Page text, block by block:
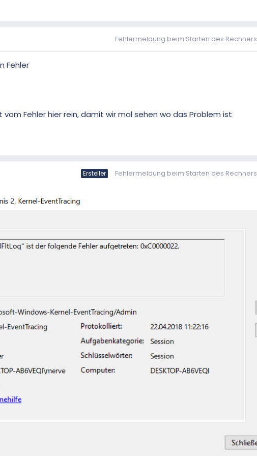
Fehlermeldung beim Starten des Rechners
Fehler
Fehler hier rein, damit wir mal sehen wo das Problem ist
Ersteller Fehlermeldung beim Starten des Rechners